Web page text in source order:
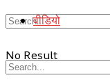
No Result
वीडियो